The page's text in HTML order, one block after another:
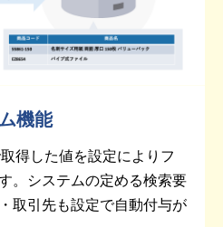
機能
得した値を設定によりフ
。システムの定める検索要
取引先も設定で自動付与が